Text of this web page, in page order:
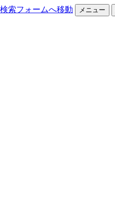
検索フォームへ移動 メニュー